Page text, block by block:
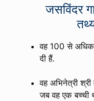
जसविंदर
वह 100 से अधिक
दी हैं.
वह अभिनेत्री
जब वह एक बच्ची